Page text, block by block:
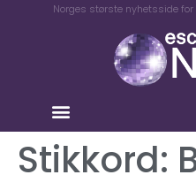
Norges største nyhetsside for
Stikkord: